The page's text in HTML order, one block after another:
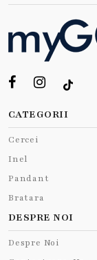
CATEGORII
Cercei
Inel
Pandant
Bratara
DESPRE NOI
Despre Noi